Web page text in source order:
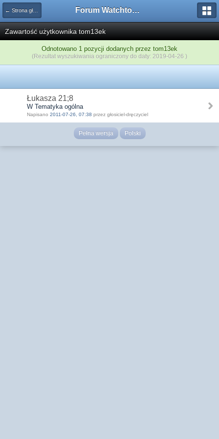
← Strona główna Forum Watchtower
Zawartość użytkownika tom13ek
Odnotowano 1 pozycji dodanych przez tom13ek
(Rezultat wyszukiwania ograniczony do daty: 2019-04-26 )
Łukasza 21;8
W Tematyka ogólna
Napisano 2011-07-26, 07:38 przez głosiciel-dręczyciel
Pełna wersja Polski